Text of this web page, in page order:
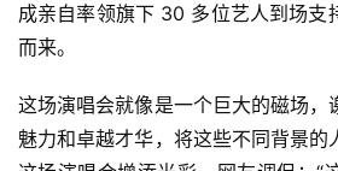
页
成亲自率领旗下 30 多位艺人到场支
而来。
这场演唱会就像是一个巨大的磁场，
魅力和卓越才华，将这些不同背景的